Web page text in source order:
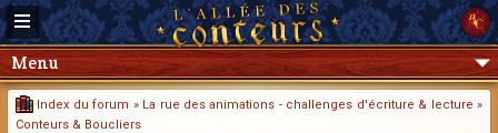
Menu
Index du forum » La rue des animations - challenges d'écriture & lecture »
Conteurs & Boucliers